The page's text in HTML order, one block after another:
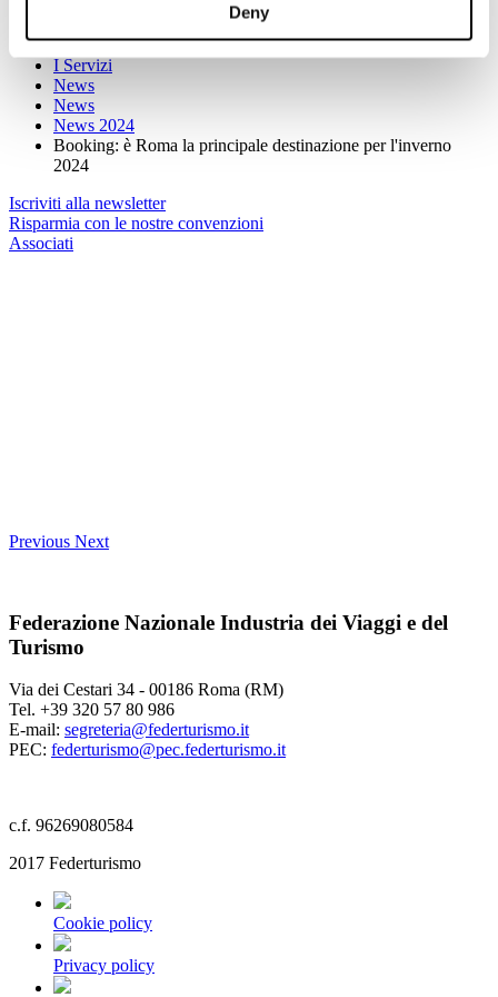
Deny
Home
I Servizi
News
News
News 2024
Booking: è Roma la principale destinazione per l'inverno
2024
Iscriviti alla newsletter
Risparmia con le nostre convenzioni
Associati
Previous Next
Federazione Nazionale Industria dei Viaggi e del
Turismo
Via dei Cestari 34 - 00186 Roma (RM)
Tel. +39 320 57 80 986
E-mail: segreteria@federturismo.it
PEC: federturismo@pec.federturismo.it
c.f. 96269080584
2017 Federturismo
Cookie policy
Privacy policy